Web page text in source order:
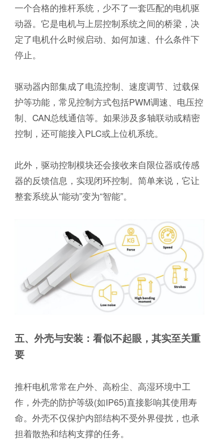
一个合格的推杆系统，少不了一套匹配的电机驱
动器。它是电机与上层控制系统之间的桥梁，决
定了电机什么时候启动、如何加速、什么条件下
停止。
驱动器内部集成了电流控制、速度调节、过载保
护等功能，常见控制方式包括PWM调速、电压控
制、CAN总线通信等。如果涉及多轴联动或精密
控制，还可能接入PLC或上位机系统。
此外，驱动控制模块还会接收来自限位器或传感
器的反馈信息，实现闭环控制。简单来说，它让
整套系统从“能动”变为“智能”。
五、外壳与安装：看似不起眼，其实至关重
要
推杆电机常常在户外、高粉尘、高湿环境中工
作，外壳的防护等级(如IP65)直接影响其使用寿
命。外壳不仅保护内部结构不受外界侵扰，也承
担着散热和结构支撑的任务。